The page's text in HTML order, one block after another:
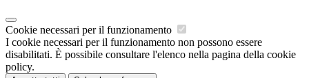
Cookie necessari per il funzionamento
I cookie necessari per il funzionamento non possono essere
disabilitati. È possibile consultare l'elenco nella pagina della cookie
policy.